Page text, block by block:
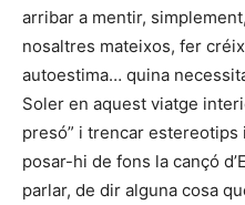
arribar a mentir,
nosaltres mateixos, fer
autoestima… quina
Soler en aquest viatge
presó” i trencar
posar-hi de fons la cançó
parlar, de dir alguna cosa